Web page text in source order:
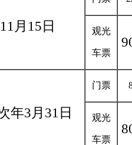
月15日 观光
车票
年3月31日
门票
观光
车票